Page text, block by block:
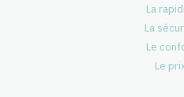
La
La
Le
Le